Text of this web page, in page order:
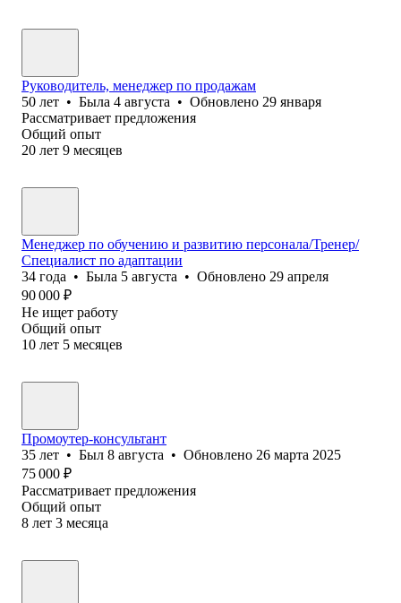
Руководитель, менеджер по продажам
50 лет • Была 4 августа • Обновлено 29 января
Рассматривает предложения
Общий опыт
20 лет 9 месяцев
Менеджер по обучению и развитию персонала/Тренер/
Специалист по адаптации
34 года • Была 5 августа • Обновлено 29 апреля
90 000 ₽
Не ищет работу
Общий опыт
10 лет 5 месяцев
Промоутер-консультант
35 лет • Был 8 августа • Обновлено 26 марта 2025
75 000 ₽
Рассматривает предложения
Общий опыт
8 лет 3 месяца